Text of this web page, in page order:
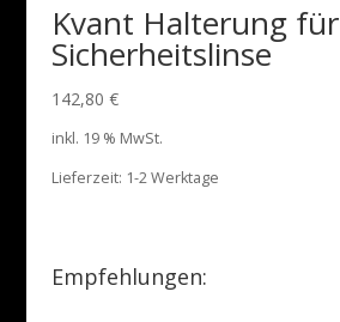
Kvant Halterung für
Sicherheitslinse
142,80 €
inkl. 19 % MwSt.
Lieferzeit: 1-2 Werktage
Empfehlungen: